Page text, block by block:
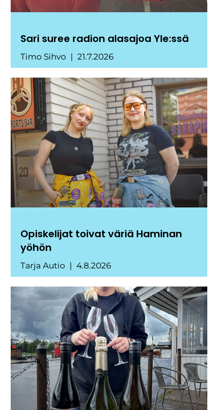
Sari suree radion alasajoa Yle:ssä
Timo Sihvo 21.7.2026
Opiskelijat toivat väriä Haminan
yöhön
Tarja Autio 4.8.2026